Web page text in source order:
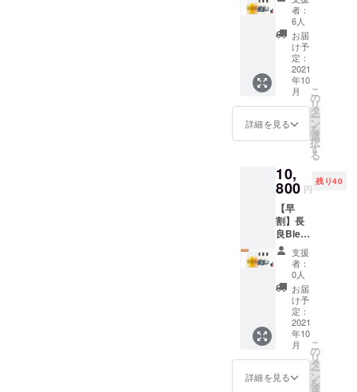
は千代
菊より
直接発
送させ
ていた
だきま
す。
長良
Bleu日
本酒シ
リーズ
を作り
まし
た。
※20歳未
酒は法
律で禁
す。未
成年へ
の販売
は致し
ませ
ん。 ※
本商品
は千代
菊より
直接発
送させ
ていた
だきま
す。
機純米
720ml
）×1本
デザイ
ナー
yuikore
ラベル
シール
×1種類
（ラン
と身近
に感じ
てほし
い。
もっと
気軽に
楽しん
で飲ん
でほし
い。 そ
んな思
いから3
種類
（長良
Bleu.C
Bleu.V
Bleu.C
（Clair
クリア
すっき
り 端麗
辛口
720ml
）×1本
長良
Bleu.V
米大吟
醸
）×1本
長良
Bleu.P
（Pur
ピュア
純粋 有
機純米
720ml
）×1本
デザイ
ナー
yuikore
ラベル
シール
リート
セット
（6本）
【超早
割】
2,800円
引き 定
12,600
円のリ
キュー
（送料
込み）
に！ 長
良
Bleu.Y
（日本
酒仕込
み ゆず
キュー
720ml
）×1本
長良
Bleu.U
（日本
酒仕込
者：
6人
お届
け予
定：
2021
年10
月
詳細を見る
こ
の
リ
タ
ー
ン
を
選
択
す
る
10,
800 円
残り40
【早
割】長
良Bleu
コンプ
リート
セット
（6本）
【早
割】
1,800円
引き 定
12,600
円のリ
キュー
支援
者：
0人
お届
け予
定：
2021
年10
月
詳細を見る
こ
の
リ
タ
ー
ン
を